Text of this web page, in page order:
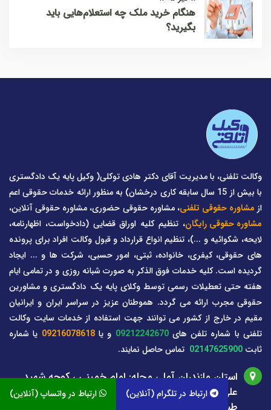
هنگام خرید ملک چه استعلام‌هایی باید
بگیرید؟
ارتباط در واتساپ (آنلاین) ارتباط در تلگرام (آنلاین)
وکالت تلفنی، با مدیریت آقای دکتر هادی توکلی( وکیل پایه یک دادگستری
با بیش از 15 سال سابقه کاری درخشان) به منظور ارائه خدمات حقوقی اعم
از مشاوره حقوقی تلفنی، مشاوره حقوقی حضوری، مشاوره حقوقی آنلاین،
مشاوره حقوقی رایگان، تنظیم کلیه اوراق قضایی (دادخواست، اظهارنامه،
لایحه، شکوائیه و ...)، تنظیم انواع قرارداد و قبول وکالت افراد برای پرونده
های حقوقی، کیفری، خانواده، ثبتی، امور حسبی، شرکت ها و ... ایجاد
گردیده است. کلیه خدمات فوق الذکر به صورت شبانه روزی و در تمامی ایام
هفته حتی تعطیلات رسمی توسط وکلای پایه یک دادگستری و مشاورین
حقوقی مجرب ارائه می گردد. هموطنان عزیز در سراسر ایران و ایرانیان
مقیم در خارج از کشور می توانند جهت استفاده از خدمات سایت وکالت
تلفنی با شماره تلفن های09212242670 و یا09216078618 یا شماره
ثابت 02147625900 تماس حاصل نمایند.
استان مازندران آمل، محله: امام خمینی ، کوچه شهید
علی مازندرانی( افتاب یک)، بن بست معراج 4 پلاک 0